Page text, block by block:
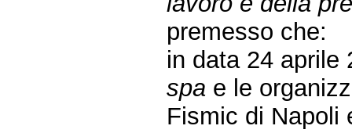
premesso che:
in data 24
spa e le
Fismic di Napoli